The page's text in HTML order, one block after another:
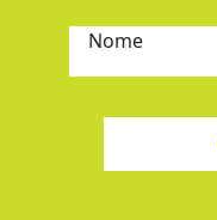
Nome